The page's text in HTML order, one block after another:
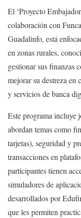
El ‘Proyecto
colaboración con
Guadalinfo, está
en zonas rurales,
gestionar sus finanzas
mejorar su destreza en
y servicios de banca
Este programa incluye
abordan temas como
tarjetas), seguridad y
transacciones en
participantes tienen
simuladores de
desarrollados por
que les permiten